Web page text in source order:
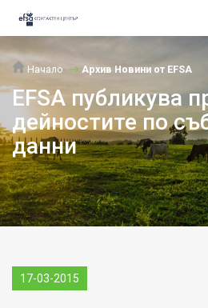
Начало Архив Новини от EFSA
EFSA публикува
дейностите по
данни
17-03-2015